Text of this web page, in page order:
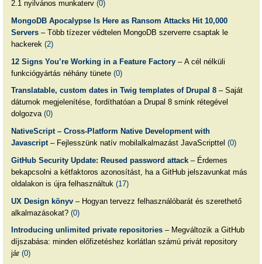
2.1 nyilvános munkaterv (0)
MongoDB Apocalypse Is Here as Ransom Attacks Hit 10,000
Servers– Több tízezer védtelen MongoDB szerverre csaptak le
hackerek (2)
12 Signs You’re Working in a Feature Factory– A cél nélküli
funkciógyártás néhány tünete (0)
Translatable, custom dates in Twig templates of Drupal 8– Saját
dátumok megjelenítése, fordíthatóan a Drupal 8 smink rétegével
dolgozva (0)
NativeScript – Cross-Platform Native Development with
Javascript– Fejlesszünk natív mobilalkalmazást JavaScripttel (0)
GitHub Security Update: Reused password attack– Érdemes
bekapcsolni a kétfaktoros azonosítást, ha a GitHub jelszavunkat más
oldalakon is újra felhasználtuk (17)
UX Design könyv– Hogyan tervezz felhasználóbarát és szerethető
alkalmazásokat? (0)
Introducing unlimited private repositories– Megváltozik a GitHub
díjszabása: minden előfizetéshez korlátlan számú privát repository
jár (0)